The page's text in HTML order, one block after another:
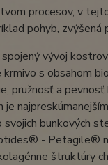
procesov, v
pohyb,
vývoj
s obsahom
pružnosť a
bunkových
- Petagile®
štruktúry